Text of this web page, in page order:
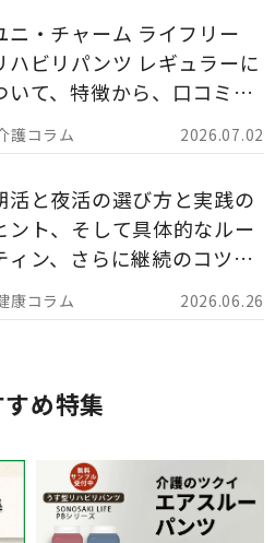
2026.07.02
ニ・チャーム ライフリー
ハビリパンツ レギュラーに
いて、特徴から、口コミ、
災害備蓄としての活用法まで
かりやすく解説します。
2026.06.26
活と夜活の選び方と実践の
ント、そして具体的なルー
ィン、さらに継続のコツま
を詳しくご紹介します。
め特集